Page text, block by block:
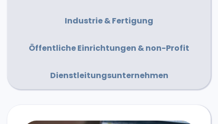
Industrie & Fertigung
Öffentliche Einrichtungen & non-Profit
Dienstleitungsunternehmen